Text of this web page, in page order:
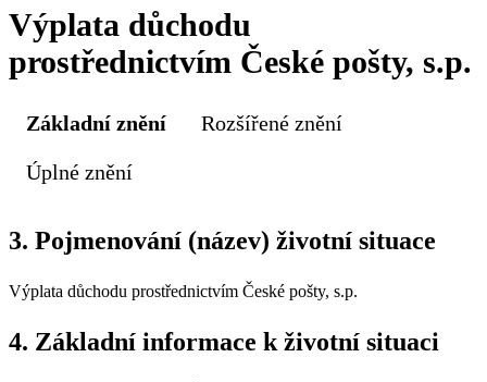
Výplata důchodu
prostřednictvím České pošty, s.p.
Základní znění Rozšířené znění
Úplné znění
3. Pojmenování (název) životní situace
Výplata důchodu prostřednictvím České pošty, s.p.
4. Základní informace k životní situaci